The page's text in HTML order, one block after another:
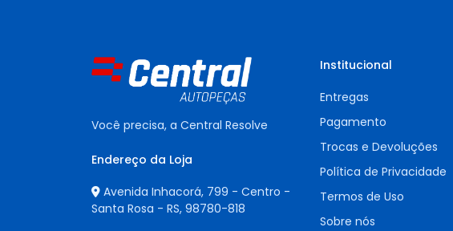
Você precisa, a Central Resolve
Endereço da Loja
Avenida Inhacorá, 799 - Centro -
Santa Rosa - RS, 98780-818
Institucional
Entregas
Pagamento
Trocas e Devoluções
Política de Privacidade
Termos de Uso
Sobre nós